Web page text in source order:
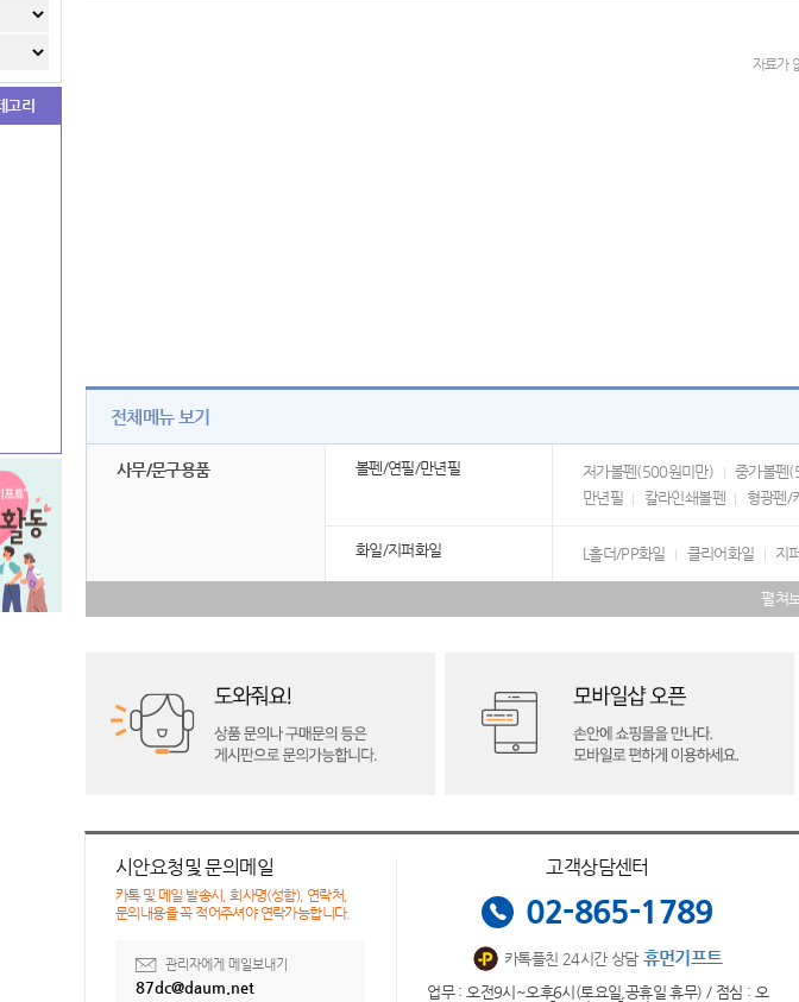
고리
자료가
전체메뉴 보기
사무/문구용품 볼펜/연필/만년필 저가볼펜(500원미만) 중가볼펜
만년필
칼라인쇄볼펜 형광펜/
화일/지퍼화일 L홀더/PP화일 클리어화일 지
펼쳐
시안요청및 문의메일
카톡 및 메일 발송시, 회사명(성함), 연락처,
문의내용을 꼭 적어주셔야 연락가능합니다.
관리자에게 메일보내기
87dc@daum.net
고객상담센터
02-865-1789
카톡플친 24시간 상담 휴먼기프트
업무 : 오전9시~오후6시(토요일,공휴일 휴무) / 점심 : 오